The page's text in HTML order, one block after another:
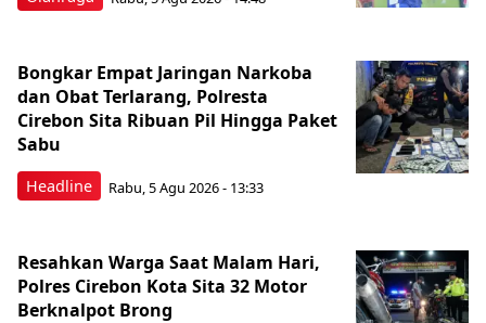
Headline
Bongkar Empat Jaringan Narkoba
dan Obat Terlarang, Polresta
Cirebon Sita Ribuan Pil Hingga Paket
Sabu
Rabu, 5 Agu 2026 - 13:33
Resahkan Warga Saat Malam Hari,
Polres Cirebon Kota Sita 32 Motor
Berknalpot Brong